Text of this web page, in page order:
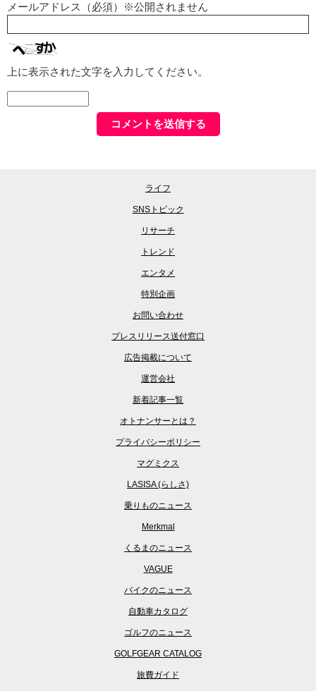
メールアドレス（必須）※公開されません
上に表示された文字を入力してください。
ライフ
SNSトピック
リサーチ
トレンド
エンタメ
特別企画
お問い合わせ
プレスリリース送付窓口
広告掲載について
運営会社
新着記事一覧
オトナンサーとは？
プライバシーポリシー
マグミクス
LASISA (らしさ)
乗りものニュース
Merkmal
くるまのニュース
VAGUE
バイクのニュース
自動車カタログ
ゴルフのニュース
GOLFGEAR CATALOG
旅費ガイド